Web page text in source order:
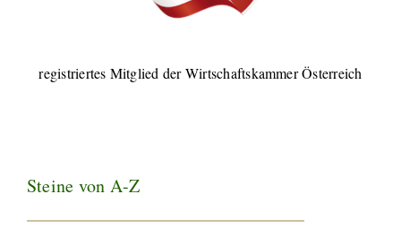
registriertes Mitglied der Wirtschaftskammer Österreich
Steine von A-Z